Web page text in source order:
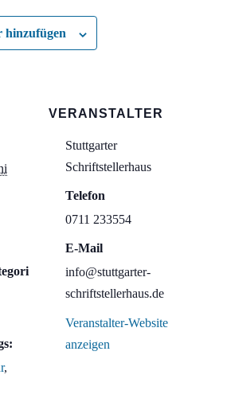
hinzufügen
,
VERANSTALTER
Stuttgarter
Schriftstellerhaus
Telefon
0711 233554
E-Mail
info@stuttgarter-
schriftstellerhaus.de
Veranstalter-Website
anzeigen